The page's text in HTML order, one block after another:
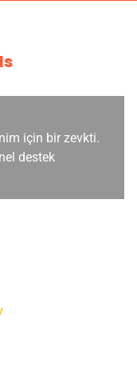
için bir zevkti.
destek